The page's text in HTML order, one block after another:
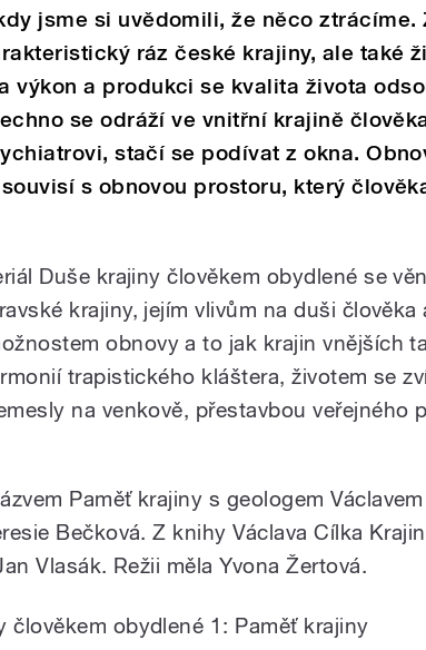
jsme si uvědomili, že něco ztrácíme.
ráz české krajiny, ale také
výkon a produkci se kvalita života
se odráží ve vnitřní krajině
stačí se podívat z okna.
s obnovou prostoru, který
Duše krajiny člověkem obydlené se
krajiny, jejím vlivům na duši člověka
obnovy a to jak krajin vnějších
trapistického kláštera, životem se
na venkově, přestavbou veřejného
Paměť krajiny s geologem
Bečková. Z knihy Václava Cílka
Vlasák. Režii měla Yvona Žertová.
člověkem obydlené 1: Paměť krajiny